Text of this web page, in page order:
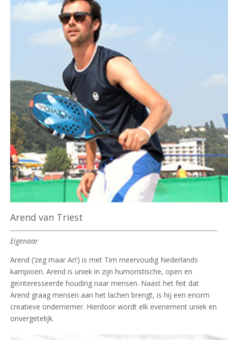
Arend van Triest
Eigenaar
Arend (‘zeg maar Ari’) is met Tim meervoudig Nederlands
kampioen. Arend is uniek in zijn humoristische, open en
geïnteresseerde houding naar mensen. Naast het feit dat
Arend graag mensen aan het lachen brengt, is hij een enorm
creatieve ondernemer. Hierdoor wordt elk evenement uniek en
onvergetelijk.